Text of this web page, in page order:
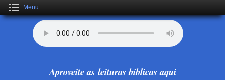
Menu
Aproveite as leituras bíblicas aqui